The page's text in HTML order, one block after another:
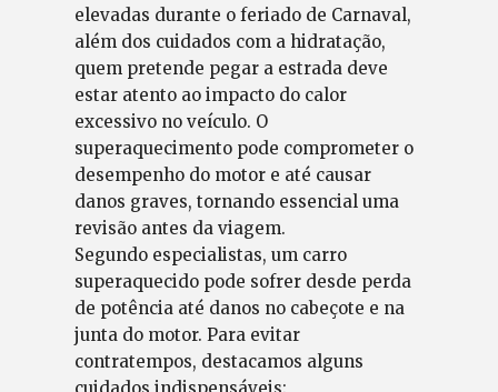
elevadas durante o feriado de Carnaval,
além dos cuidados com a hidratação,
quem pretende pegar a estrada deve
estar atento ao impacto do calor
excessivo no veículo. O
superaquecimento pode comprometer o
desempenho do motor e até causar
danos graves, tornando essencial uma
revisão antes da viagem.
Segundo especialistas, um carro
superaquecido pode sofrer desde perda
de potência até danos no cabeçote e na
junta do motor. Para evitar
contratempos, destacamos alguns
cuidados indispensáveis: